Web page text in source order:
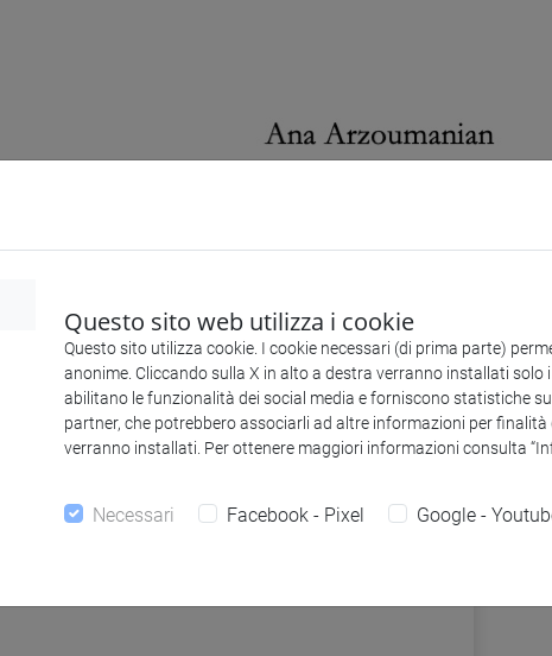
della normativa
Questo sito web utilizza i cookie
Questo sito utilizza cookie. I cookie necessari (di prima parte)
anonime. Cliccando sulla X in alto a destra verranno installati
abilitano le funzionalità dei social media e forniscono statistiche
partner, che potrebbero associarli ad altre informazioni per finalità
verranno installati. Per ottenere maggiori informazioni consulta
Necessari Facebook - Pixel Google -